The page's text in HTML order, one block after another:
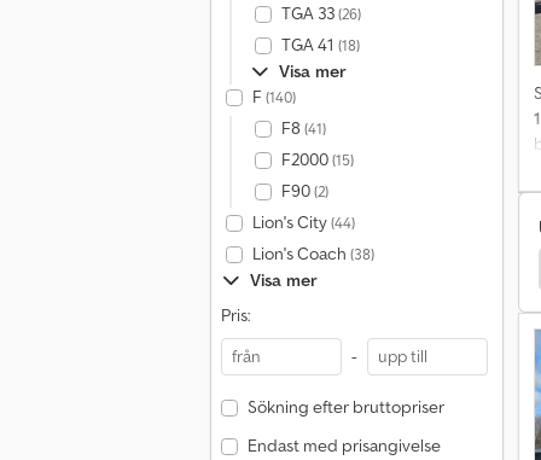
TGA 33(26)
TGA 41 (18)
Visa mer
F (140)
F8 (41)
F2000(15)
F90(2)
Lion's City(44)
Lion's Coach (38)
Visa mer
Pris:
-
Sökning efter bruttopriser
Endast med prisangivelse
Mercedes-Benz Citaro Bussar